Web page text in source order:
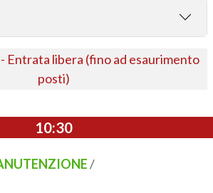
- Entrata libera (fino ad esaurimento
posti)
10:30
/